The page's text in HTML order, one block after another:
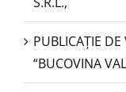
PUBLICAŢIE
“BUCOVINA